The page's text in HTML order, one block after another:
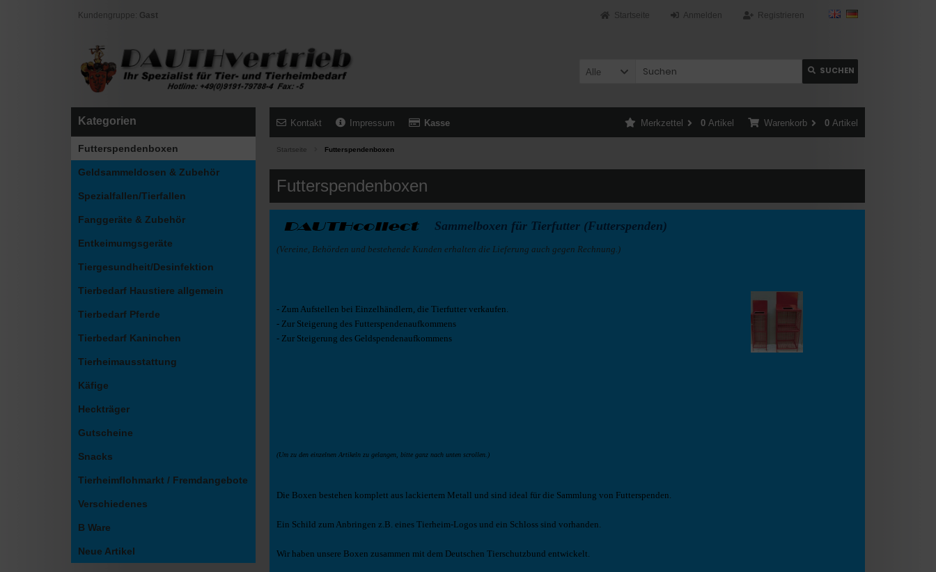
Kundengruppe: Gast Registrieren
Anmelden
Startseite
Alle SUCHEN
Kontakt Impressum Kasse Warenkorb 0 Artikel
Merkzettel 0 Artikel
Startseite Futterspendenboxen
Futterspendenboxen
Sammelboxen für Tierfutter (Futterspenden)
(Vereine, Behörden und bestehende Kunden erhalten die Lieferung auch gegen Rechnung.)
- Zum Aufstellen bei Einzelhändlern, die Tierfutter verkaufen.
- Zur Steigerung des Futterspendenaufkommens
- Zur Steigerung des Geldspendenaufkommens
(Um zu den einzelnen Artikeln zu gelangen, bitte ganz nach unten scrollen.)
Die Boxen bestehen komplett aus lackiertem Metall und sind ideal für die Sammlung von Futterspenden.
Ein Schild zum Anbringen z.B. eines Tierheim-Logos und ein Schloss sind vorhanden.
Wir haben unsere Boxen zusammen mit dem Deutschen Tierschutzbund entwickelt.
Kategorien
Futterspendenboxen
Geldsammeldosen & Zubehör
Spezialfallen/Tierfallen
Fanggeräte & Zubehör
Entkeimumgsgeräte
Tiergesundheit/Desinfektion
Tierbedarf Haustiere allgemein
Tierbedarf Pferde
Tierbedarf Kaninchen
Tierheimausstattung
Käfige
Heckträger
Gutscheine
Snacks
Tierheimflohmarkt / Fremdangebote
Verschiedenes
B Ware
Neue Artikel